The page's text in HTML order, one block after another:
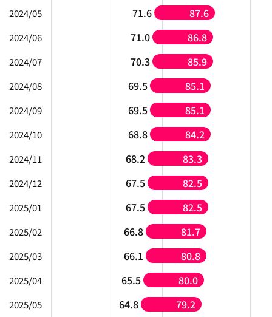
2024/05 71.6 87.6
2024/06 71.0 86.8
2024/07 70.3 85.9
2024/08 69.5 85.1
2024/09 69.5 85.1
2024/10 68.8 84.2
2024/11 68.2 83.3
2024/12 67.5 82.5
2025/01 67.5 82.5
2025/02 66.8 81.7
2025/03 66.1 80.8
2025/04 65.5 80.0
2025/05 64.8 79.2